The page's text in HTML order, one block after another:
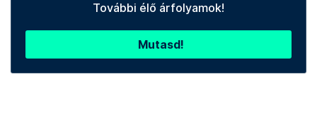
További élő árfolyamok!
Mutasd!